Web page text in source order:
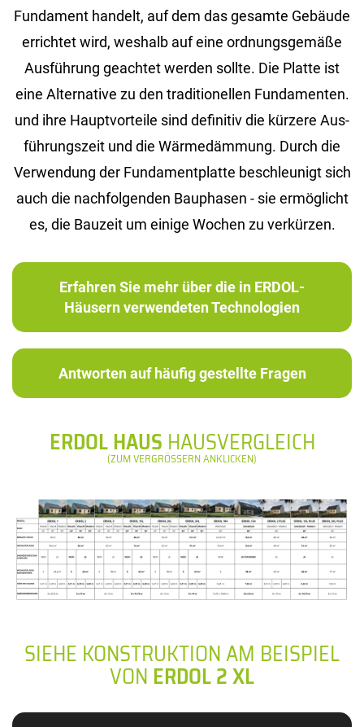
Fun­da­ment han­delt, auf dem das ge­sam­te Ge­bäu­de
er­rich­tet wird, wes­halb auf eine ord­nungs­ge­mä­ße
Aus­füh­rung ge­ach­tet wer­den soll­te. Die Plat­te ist
eine Al­ter­na­ti­ve zu den tra­di­tio­nel­len Fun­da­men­ten.
und ihre Haupt­vor­tei­le sind de­fi­ni­tiv die kür­ze­re Aus­
füh­rungs­zeit und die Wär­me­däm­mung. Durch die
Ver­wen­dung der Fun­da­ment­plat­te be­schleu­nigt sich
auch die nach­fol­gen­den Bau­pha­sen - sie er­mög­licht
es, die Bau­zeit um ei­ni­ge Wo­chen zu ver­kür­zen.
Erfahren Sie mehr über die in ERDOL-
Häusern verwendeten Technologien
Antworten auf häufig gestellte Fragen
ERDOL HAUS HAUSVERGLEICH
(ZUM VERGRÖSSERN ANKLICKEN)
SIEHE KONSTRUKTION AM BEISPIEL
VONERDOL 2 XL